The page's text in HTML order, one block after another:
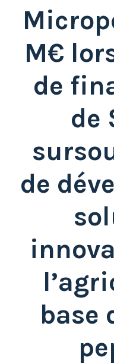
M€
de
de
de
base